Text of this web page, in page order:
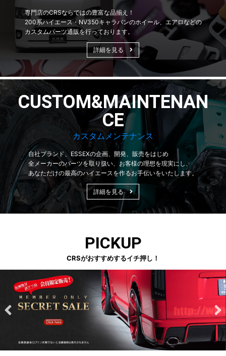
専門店のCRSならではの豊富な品揃え！
200系ハイエース・NV350キャラバンのホイール、エアロなどの
カスタムパーツ通販を行っております。
詳細を見る
CUSTOM&MAINTENAN
CE
カスタムメンテナンス
自社ブランド、ESSEXの企画、開発、販売をはじめ
全メーカーのパーツを取り扱い、お客様の理想を現実にし、
あなただけの最高のハイエースを作るお手伝いをいたします。
詳細を見る
PICKUP
CRSがおすすめするイチ押し！